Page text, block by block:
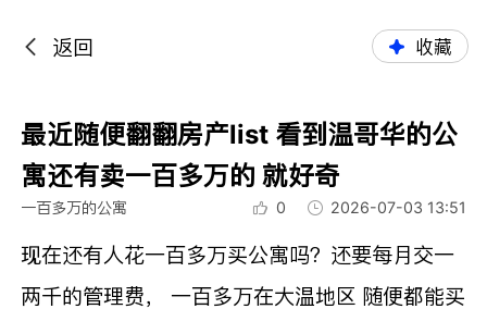
返回 收藏
最近随便翻翻房产list 看到温哥华的公
寓还有卖一百多万的 就好奇
一百多万的公寓 0 2026-07-03 13:51
现在还有人花一百多万买公寓吗？还要每月交一
两千的管理费， 一百多万在大温地区 随便都能买